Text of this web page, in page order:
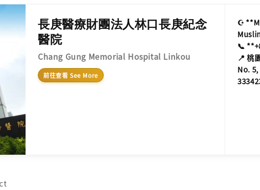
長庚醫療財團法人林口長庚紀念
醫院
Chang Gung Memorial Hospital Linkou
前往查看 See More
☪️
📞
📍 桃
No.